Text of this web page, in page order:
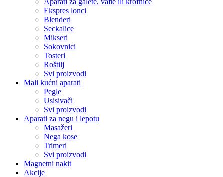
Aparati za galete, vafle ili krofnice
Ekspres lonci
Blenderi
Seckalice
Mikseri
Sokovnici
Tosteri
Roštilj
Svi proizvodi
Mali kućni aparati
Pegle
Usisivači
Svi proizvodi
Aparati za negu i lepotu
Masažeri
Nega kose
Trimeri
Svi proizvodi
Magnetni nakit
Akcije